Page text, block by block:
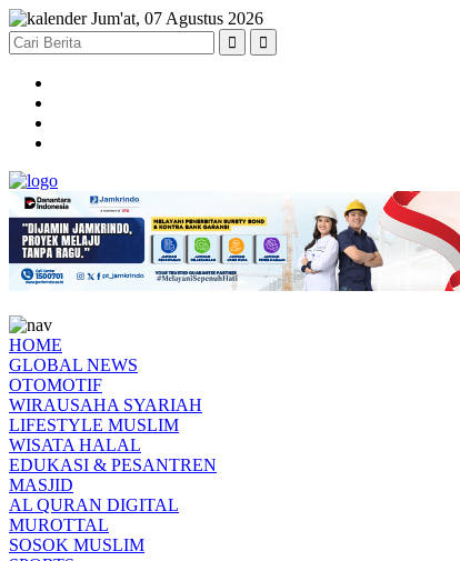
Jum'at, 07 Agustus 2026
HOME
GLOBAL NEWS
OTOMOTIF
WIRAUSAHA SYARIAH
LIFESTYLE MUSLIM
WISATA HALAL
EDUKASI & PESANTREN
MASJID
AL QURAN DIGITAL
MUROTTAL
SOSOK MUSLIM